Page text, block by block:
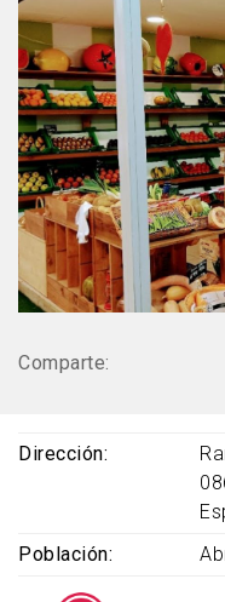
Comparte:
Dirección
Población